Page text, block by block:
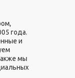
года.
и
мы